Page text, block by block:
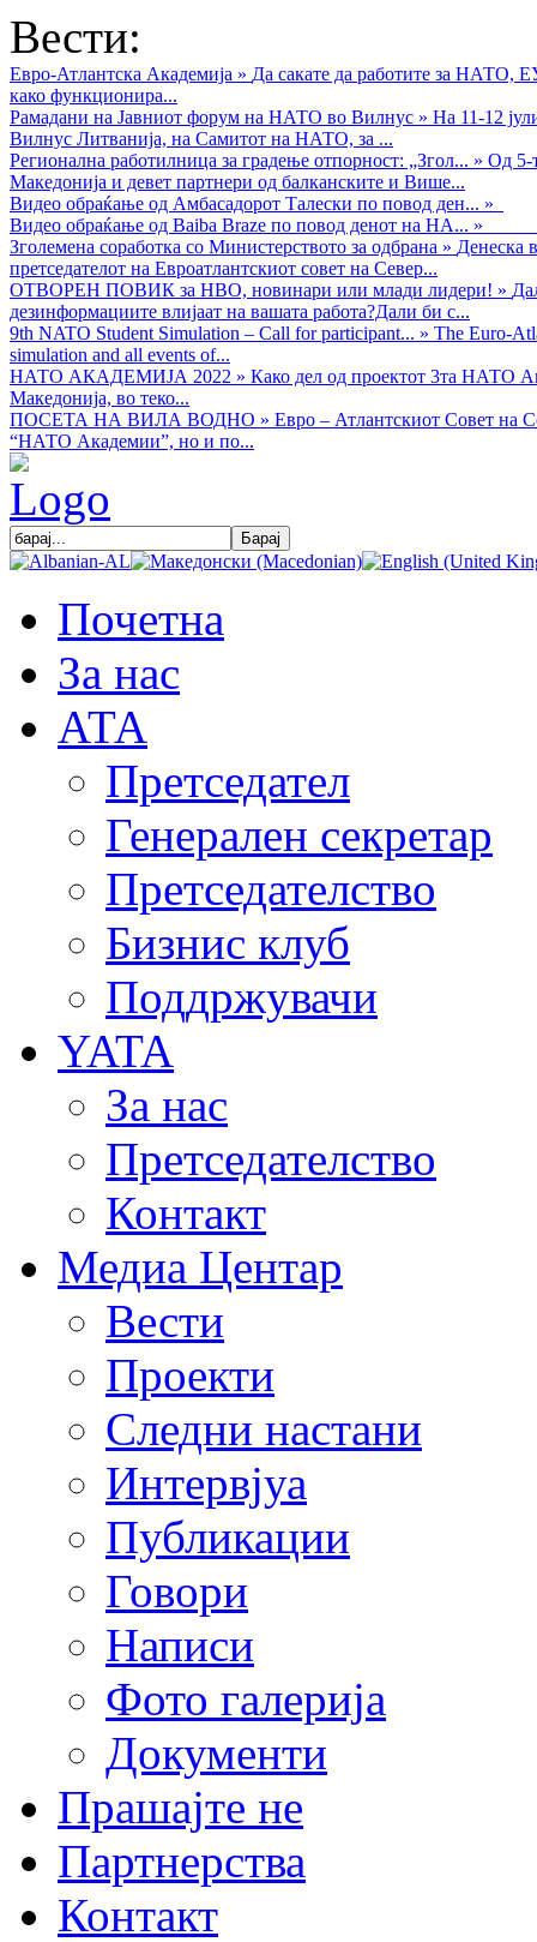
Вести:
Евро-Атлантска Академија » Да сакате да работите за НАТО,
како функционира...
Рамадани на Јавниот форум на НАТО во Вилнус » На 11-12
Вилнус Литванија, на Самитот на НАТО, за ...
Регионална работилница за градење отпорност: „Згол... » Од 5-
Македонија и девет партнери од балканските и Више...
Видео обраќањe од Амбасадорот Талески по повод ден... »
Видео обраќање од Baiba Braze по повод денот на НА... »
Зголемена соработка со Министерството за одбрана » Денеска
претседателот на Евроатлантскиот совет на Север...
ОТВОРЕН ПОВИК за НВО, новинари или млади лидери! »
дезинформациите влијаат на вашата работа?Дали би с...
9th NATO Student Simulation – Call for participant... » The Euro-
simulation and all events of...
НАТО АКАДЕМИЈА 2022 » Како дел од проектот 3та НАТО
Македонија, во теко...
ПОСЕТА НА ВИЛА ВОДНО » Евро – Атлантскиот Совет на
“НАТО Академии”, но и по...
Почетна
За нас
АТА
Претседател
Генерален секретар
Претседателство
Бизнис клуб
Поддржувачи
YATA
За нас
Претседателство
Контакт
Медиа Центар
Вести
Проекти
Следни настани
Интервјуа
Публикации
Говори
Написи
Фото галерија
Документи
Прашајте не
Партнерства
Контакт